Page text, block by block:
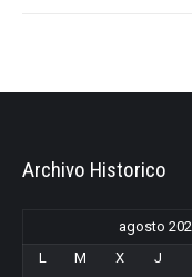
Archivo Historico
agosto
L
M X J